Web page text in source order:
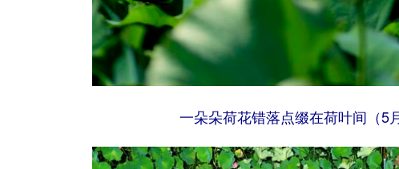
一朵朵荷花错落点缀在荷叶间（5